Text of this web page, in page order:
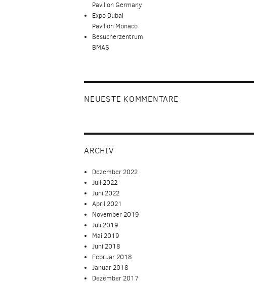
Pavilion Germany
Expo Dubai
Pavillon Monaco
Besucherzentrum
BMAS
NEUESTE KOMMENTARE
ARCHIV
Dezember 2022
Juli 2022
Juni 2022
April 2021
November 2019
Juli 2019
Mai 2019
Juni 2018
Februar 2018
Januar 2018
Dezember 2017